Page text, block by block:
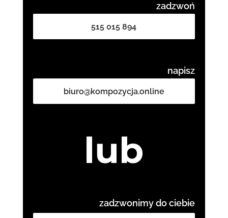
zadzwoń
515 015 894
napisz
biuro@kompozycja.online
lub
zadzwonimy do ciebie